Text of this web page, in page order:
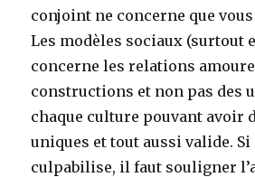
conjoint ne concerne que
Les modèles sociaux (surtout
concerne les relations
constructions et non pas des
chaque culture pouvant avoir
uniques et tout aussi valide. Si
culpabilise, il faut souligner